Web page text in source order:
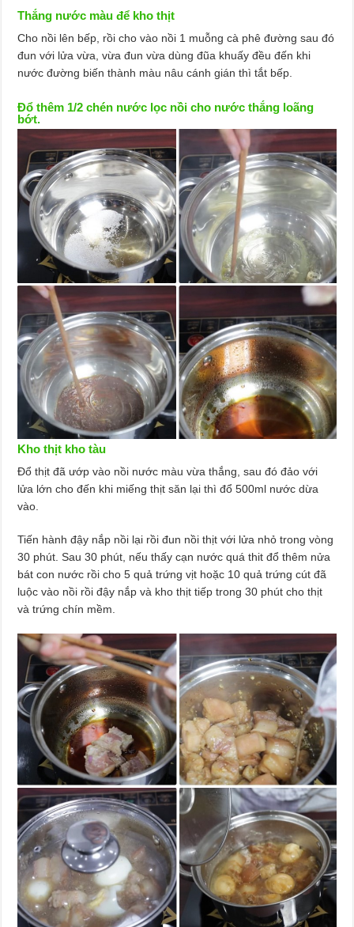
Thắng nước màu để kho thịt
Cho nồi lên bếp, rồi cho vào nồi 1 muỗng cà phê đường sau đó
đun với lửa vừa, vừa đun vừa dùng đũa khuấy đều đến khi
nước đường biến thành màu nâu cánh gián thì tắt bếp.
Đổ thêm 1/2 chén nước lọc nồi cho nước thắng loãng
bớt.
Kho thịt kho tàu
Đổ thịt đã ướp vào nồi nước màu vừa thắng, sau đó đảo với
lửa lớn cho đến khi miếng thịt săn lại thì đổ 500ml nước dừa
vào.
Tiến hành đậy nắp nồi lại rồi đun nồi thịt với lửa nhỏ trong vòng
30 phút. Sau 30 phút, nếu thấy cạn nước quá thit đổ thêm nửa
bát con nước rồi cho 5 quả trứng vịt hoặc 10 quả trứng cút đã
luộc vào nồi rồi đậy nắp và kho thịt tiếp trong 30 phút cho thịt
và trứng chín mềm.